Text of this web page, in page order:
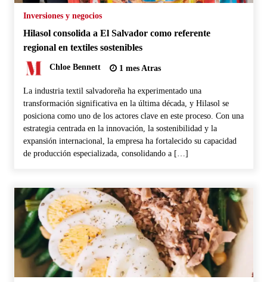
Inversiones y negocios
Hilasol consolida a El Salvador como referente
regional en textiles sostenibles
Chloe Bennett 1 mes Atras
La industria textil salvadoreña ha experimentado una
transformación significativa en la última década, y Hilasol se
posiciona como uno de los actores clave en este proceso. Con una
estrategia centrada en la innovación, la sostenibilidad y la
expansión internacional, la empresa ha fortalecido su capacidad
de producción especializada, consolidando a […]